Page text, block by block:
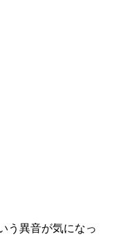
う異音が気になっ